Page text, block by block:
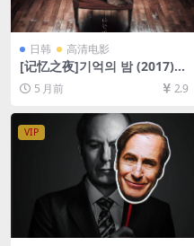
日韩 高清电影
[记忆之夜]기억의 밤 (2017)
[百度网盘+夸克网盘1080P超
清未删减资源][网盘在线播放/
下载][MP4/6.7GB][中文字幕]
5 月前 2.9
VIP